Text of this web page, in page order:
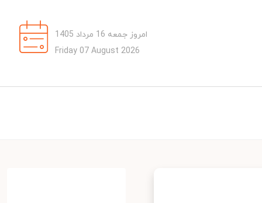
امروز جمعه 16 مرداد 1405
Friday 07 August 2026